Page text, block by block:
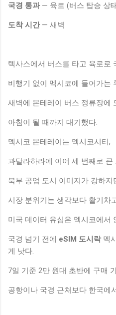
국경 통과— 육로 (버스 탑승 상
도착 시간— 새벽
텍사스에서 버스를 타고 육로로
비행기 없이 멕시코에 들어가는
새벽에 몬테레이 버스 정류장에
아침이 될 때까지 대기했다.
멕시코 몬테레이는 멕시코시티,
과달라하라에 이어 세 번째로 큰
북부 공업 도시 이미지가 강하지
시장 분위기는 생각보다 활기차
미국 데이터 유심은 멕시코에서
국경 넘기 전에 eSIM 도시락멕
게 낫다.
7일 기준 2만 원대 초반에 구매
공항이나 국경 근처보다 한국에